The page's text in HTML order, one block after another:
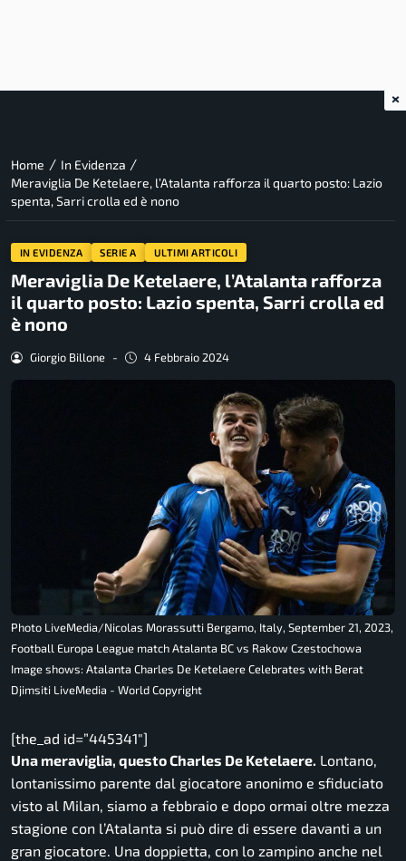
Home / In Evidenza /
Meraviglia De Ketelaere, l’Atalanta rafforza il quarto posto: Lazio
spenta, Sarri crolla ed è nono
IN EVIDENZA SERIE A ULTIMI ARTICOLI
Meraviglia De Ketelaere, l’Atalanta rafforza
il quarto posto: Lazio spenta, Sarri crolla ed
è nono
Giorgio Billone - 4 Febbraio 2024
Photo LiveMedia/Nicolas Morassutti Bergamo, Italy, September 21, 2023,
Football Europa League match Atalanta BC vs Rakow Czestochowa
Image shows: Atalanta Charles De Ketelaere Celebrates with Berat
Djimsiti LiveMedia - World Copyright
[the_ad id=”445341″]
Una meraviglia, questo Charles De Ketelaere. Lontano,
lontanissimo parente dal giocatore anonimo e sfiduciato
visto al Milan, siamo a febbraio e dopo ormai oltre mezza
stagione con l’Atalanta si può dire di essere davanti a un
gran giocatore. Una doppietta, con lo zampino anche nel
×